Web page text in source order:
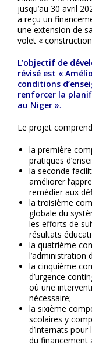
jusqu’au 30 avril
a reçu un
une extension de
volet «
L’objectif de
révisé est «
conditions
renforcer la
au Niger ».
Le projet
la première
pratiques
la seconde
améliorer
remédier aux
la troisième
globale du
les efforts de
résultats
la quatrième
l’administration
la cinquième
d’urgence
où une
nécessaire;
la sixième
scolaires y
d’internats pour
du financement